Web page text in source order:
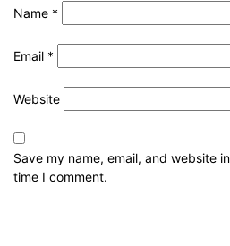
Name *
Email *
Website
Save my name, email, and website
time I comment.